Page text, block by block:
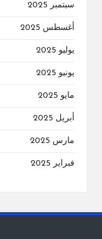
سبتمبر 2025
أغسطس 2025
يوليو 2025
يونيو 2025
مايو 2025
أبريل 2025
مارس 2025
فبراير 2025